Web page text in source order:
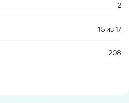
2
15 из17
208